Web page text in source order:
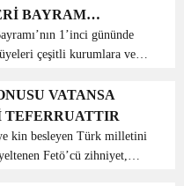
izin sürelerinin
BAYRAM
1’inci gününde
çeşitli kurumlara ve
Amasya Belediye Başkanı
Kurumlara ve şehit
üyeleri ...
VATANSA
TEFERRUATTIR
kin besleyen Türk milletini
Fetö’cü zihniyet,